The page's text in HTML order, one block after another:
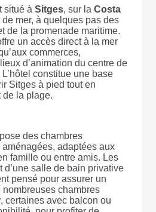
situé à Sitges, sur la Costa
de mer, à quelques pas des
de la promenade maritime.
un accès direct à la mer
commerces,
d’animation du centre de
constitue une base
Sitges à pied tout en
de la plage.
des chambres
adaptées aux
famille ou entre amis. Les
d’une salle de bain privative
pensé pour assurer un
chambres
, certaines avec balcon ou